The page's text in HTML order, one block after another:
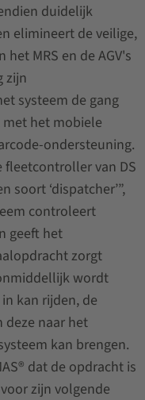
duidelijk
elimineert de veilige,
MRS en de AGV's
zijn
systeem de gang
het mobiele
ondersteuning.
fleetcontroller van DS
soort ‘dispatcher’”,
controleert
geeft het
zorgt
wordt
kan rijden, de
deze naar het
kan brengen.
dat de opdracht is
zijn volgende